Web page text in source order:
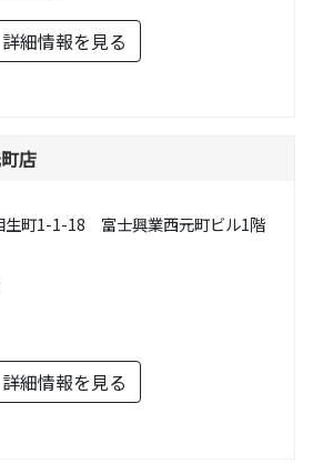
詳細情報を見る
店
生町1-1-18 富士興業西元町ビル1階
詳細情報を見る